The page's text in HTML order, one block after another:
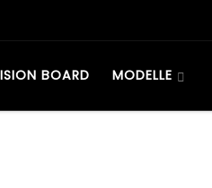
BOARD MODELLE